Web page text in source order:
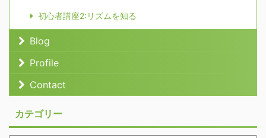
初心者講座2:リズムを知る
Blog
Profile
Contact
カテゴリー